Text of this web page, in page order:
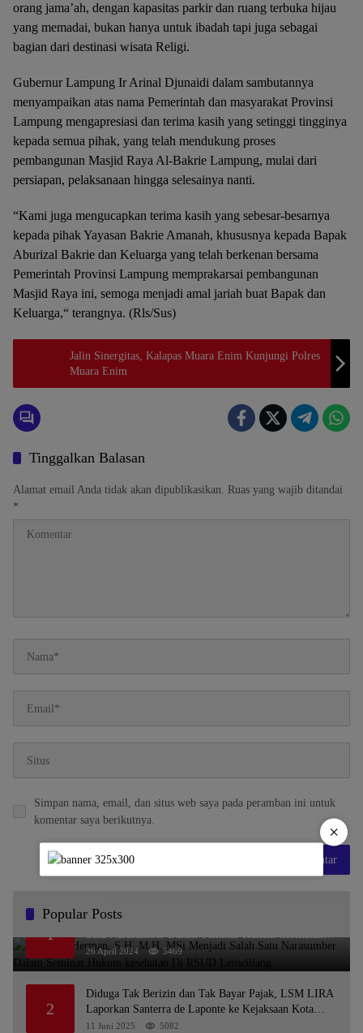
orang jama’ah, dengan kapasitas parkir dan ruang terbuka hijau
yang memadai, bukan hanya untuk ibadah tapi juga sebagai
bagian dari destinasi wisata Religi.
Gubernur Lampung Ir Arinal Djunaidi dalam sambutannya
menyampaikan atas nama Pemerintah dan masyarakat Provinsi
Lampung mengapresiasi dan terima kasih yang setinggi tingginya
kepada semua pihak, yang telah mendukung proses
pembangunan Masjid Raya Al-Bakrie Lampung, mulai dari
persiapan, pelaksanaan hingga selesainya nanti.
“Kami juga mengucapkan terima kasih yang sebesar-besarnya
kepada pihak Yayasan Bakrie Amanah, khususnya kepada Bapak
Aburizal Bakrie dan Keluarga yang telah berkenan bersama
Pemerintah Provinsi Lampung memprakarsai pembangunan
Masjid Raya ini, semoga menjadi amal jariah buat Bapak dan
Keluarga,“ terangnya. (Rls/Sus)
Jalin Sinergitas, Kalapas Muara Enim Kunjungi Polres
Muara Enim
Tinggalkan Balasan
Alamat email Anda tidak akan dipublikasikan. Ruas yang wajib ditandai
*
Simpan nama, email, dan situs web saya pada peramban ini untuk
komentar saya berikutnya.
Popular Posts
1
Dr. KMS Herman, S.H.,M.H.,MSi Menjadi Salah
Satu Narasumber Dalam Seminar Hukum kesehatan
Di RSUD Leuwiliang
26 April 2024 5469
2
Diduga Tak Berizin dan Tak Bayar Pajak, LSM LIRA
Laporkan Santerra de Laponte ke Kejaksaan Kota
Batu
11 Juni 2025 5082
×